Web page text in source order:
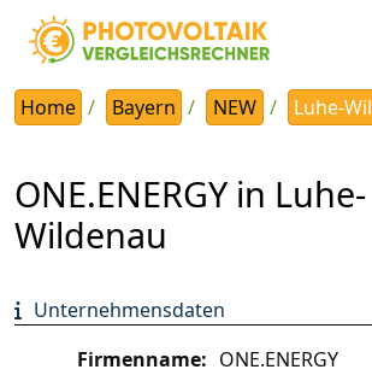
Home Bayern NEW Luhe-
ONE.ENERGY in Luhe-
Wildenau
Unternehmensdaten
Firmenname: ONE.ENERGY